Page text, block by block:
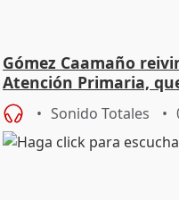
Gómez Caamaño
Atención Primaria,
Sonido Totales